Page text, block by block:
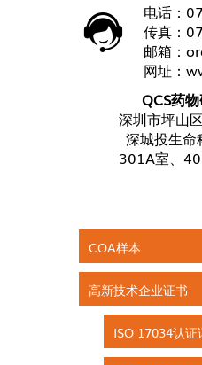
电话：
传真：
邮箱：
网址：
QCS药
深圳市坪山
深城投生
301A室、
COA样本
高新技术企业证书
ISO 17034认证